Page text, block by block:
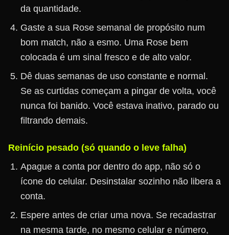
da quantidade.
Gaste a sua Rose semanal de propósito num
bom match, não a esmo. Uma Rose bem
colocada é um sinal fresco e de alto valor.
Dê duas semanas de uso constante e normal.
Se as curtidas começam a pingar de volta, você
nunca foi banido. Você estava inativo, parado ou
filtrando demais.
Reinício pesado (só quando o leve falha)
Apague a conta por dentro do app, não só o
ícone do celular. Desinstalar sozinho não libera a
conta.
Espere antes de criar uma nova. Se recadastrar
na mesma tarde, no mesmo celular e número,